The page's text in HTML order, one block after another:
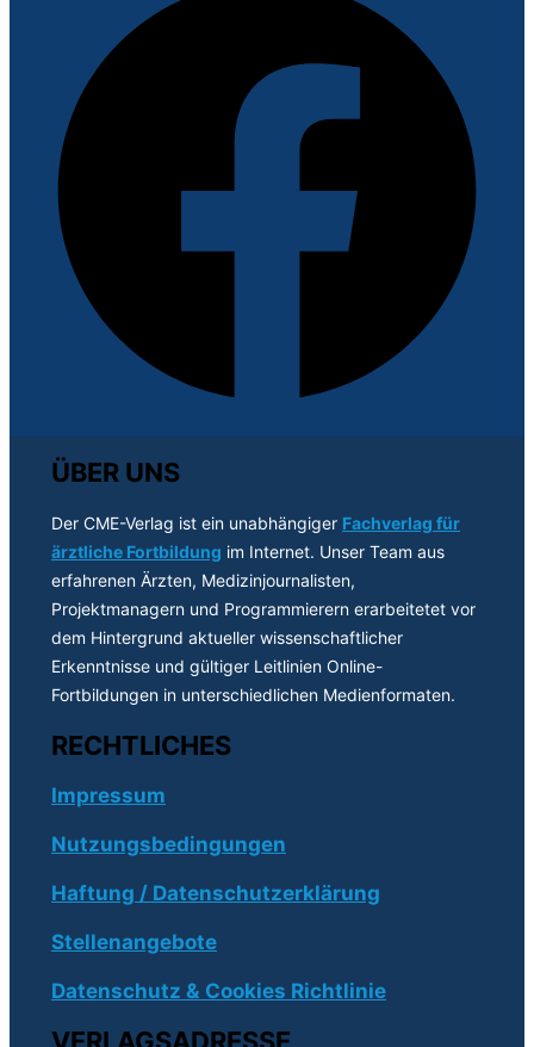
ÜBER UNS
Der CME-Verlag ist ein unabhängiger Fachverlag für
ärztliche Fortbildung im Internet. Unser Team aus
erfahrenen Ärzten, Medizinjournalisten,
Projektmanagern und Programmierern erarbeitetet vor
dem Hintergrund aktueller wissenschaftlicher
Erkenntnisse und gültiger Leitlinien Online-
Fortbildungen in unterschiedlichen Medienformaten.
RECHTLICHES
Impressum
Nutzungsbedingungen
Haftung / Datenschutzerklärung
Stellenangebote
Datenschutz & Cookies Richtlinie